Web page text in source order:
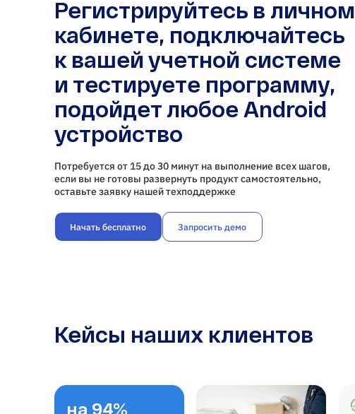
Регистрируйтесь в личном
кабинете, подключайтесь
к вашей учетной системе
и тестируете программу,
подойдет любое Android
устройство
Потребуется от 15 до 30 минут на выполнение всех шагов,
если вы не готовы развернуть продукт самостоятельно,
оставьте заявку нашей техподдержке
Начать бесплатно Запросить демо
Кейсы наших клиентов
на 94%